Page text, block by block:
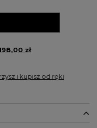
zł
i kupisz od ręki